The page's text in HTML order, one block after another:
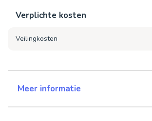
Verplichte kosten
Veilingkosten
Meer informatie